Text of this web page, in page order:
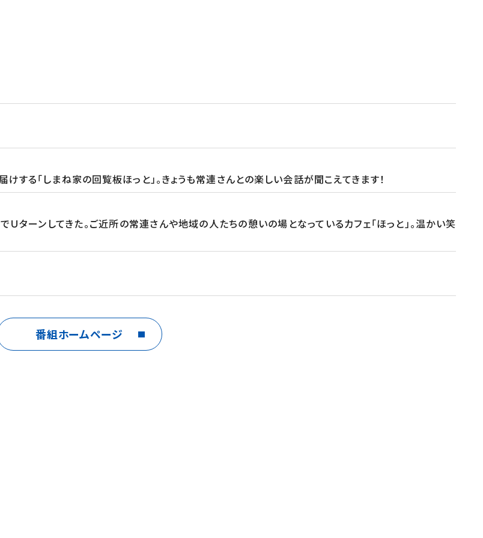
する「しまね家の回覧板ほっと」。きょうも常連さんとの楽しい会話が聞こえてきます！
ターンしてきた。ご近所の常連さんや地域の人たちの憩いの場となっているカフェ「ほっと」。温かい笑
番組ホームページ